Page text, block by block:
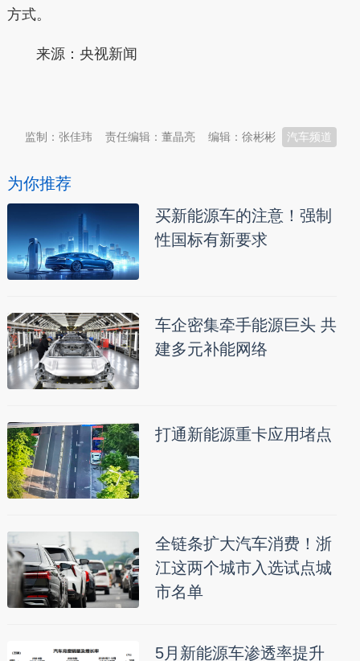
方式。
来源：央视新闻
汽车频道
编辑：徐彬彬
责任编辑：董晶亮
监制：张佳玮
为你推荐
买新能源车的注意！强制
性国标有新要求
车企密集牵手能源巨头 共
建多元补能网络
打通新能源重卡应用堵点
全链条扩大汽车消费！浙
江这两个城市入选试点城
市名单
5月新能源车渗透率提升